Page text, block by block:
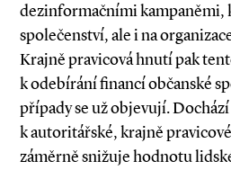
dezinformačními kampaněmi,
společenství, ale i na
Krajně pravicová hnutí pak
k odebírání financí občanské
případy se už objevují.
k autoritářské, krajně
záměrně snižuje hodnotu